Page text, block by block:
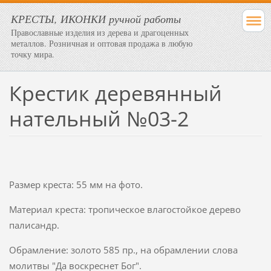
КРЕСТЫ, ИКОНКИ ручной работы
Православные изделия из дерева и драгоценных
металлов. Розничная и оптовая продажа в любую
точку мира.
Крестик деревянный
нательный №03-2
Размер креста: 55 мм на фото.
Материал креста: тропическое влагостойкое дерево
палисандр.
Обрамление: золото 585 пр., на обрамлении слова
молитвы "Да воскреснет Бог".